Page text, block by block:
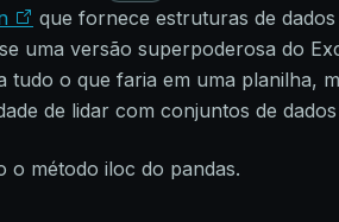
que fornece estruturas de
uma versão superpoderosa do
tudo o que faria em uma planilha,
de lidar com conjuntos de